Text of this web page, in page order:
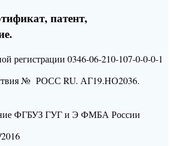
патент,
регистрации 0346-06-210-107-0-0-0-1
№ РОСС RU. АГ19.НО2036.
ФГБУЗ ГУГ и Э ФМБА России